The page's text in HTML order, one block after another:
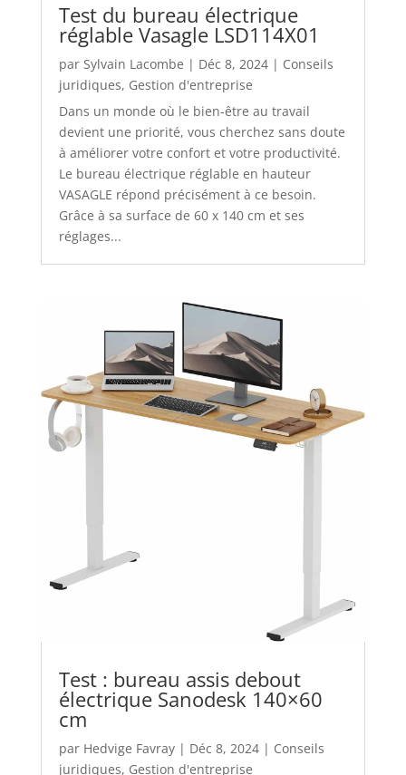
Test du bureau électrique
réglable Vasagle LSD114X01
par Sylvain Lacombe | Déc 8, 2024| Conseils
juridiques, Gestion d'entreprise
Dans un monde où le bien-être au travail
devient une priorité, vous cherchez sans doute
à améliorer votre confort et votre productivité.
Le bureau électrique réglable en hauteur
VASAGLE répond précisément à ce besoin.
Grâce à sa surface de 60 x 140 cm et ses
réglages...
Test : bureau assis debout
électrique Sanodesk 140×60
cm
par Hedvige Favray| Déc 8, 2024| Conseils
juridiques, Gestion d'entreprise